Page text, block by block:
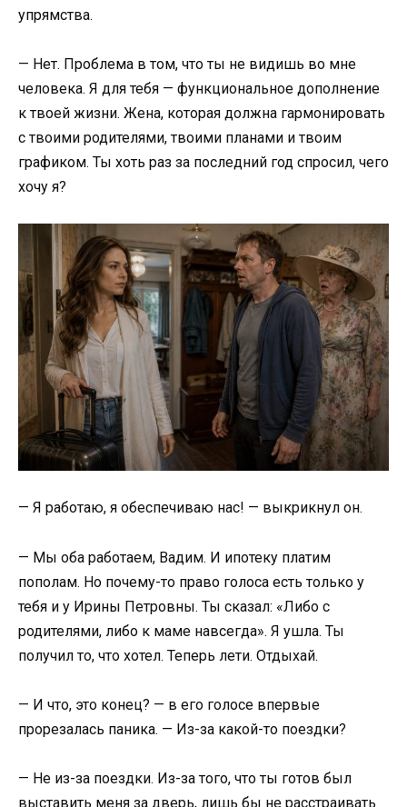
упрямства.
— Нет. Проблема в том, что ты не видишь во мне
человека. Я для тебя — функциональное дополнение
к твоей жизни. Жена, которая должна гармонировать
с твоими родителями, твоими планами и твоим
графиком. Ты хоть раз за последний год спросил, чего
хочу я?
— Я работаю, я обеспечиваю нас! — выкрикнул он.
— Мы оба работаем, Вадим. И ипотеку платим
пополам. Но почему-то право голоса есть только у
тебя и у Ирины Петровны. Ты сказал: «Либо с
родителями, либо к маме навсегда». Я ушла. Ты
получил то, что хотел. Теперь лети. Отдыхай.
— И что, это конец? — в его голосе впервые
прорезалась паника. — Из-за какой-то поездки?
— Не из-за поездки. Из-за того, что ты готов был
выставить меня за дверь, лишь бы не расстраивать